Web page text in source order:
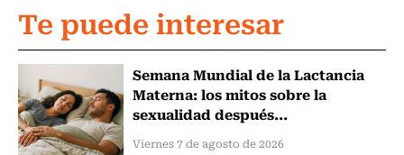
Te puede interesar
Semana Mundial de la Lactancia
Materna: los mitos sobre la
sexualidad después...
Viernes 7 de agosto de 2026